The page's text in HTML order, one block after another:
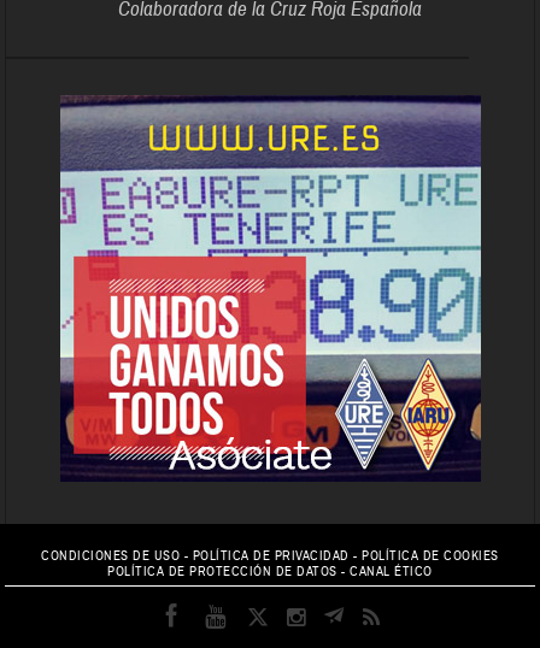
Colaboradora de la Cruz Roja Española
CONDICIONES DE USO - POLÍTICA DE PRIVACIDAD -POLÍTICA DE COOKIES
POLÍTICA DE PROTECCIÓN DE DATOS -CANAL ÉTICO